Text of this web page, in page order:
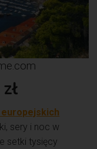
sery i noc w
setki tysięcy